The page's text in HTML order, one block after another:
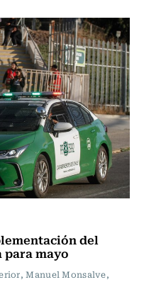
del
para mayo
Manuel Monsalve,